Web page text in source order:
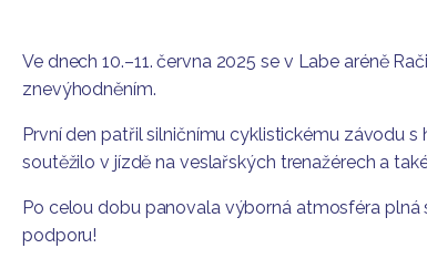
Ve dnech 10.–11. června 2025 se v Labe aréně
znevýhodněním.
První den patřil silničnímu cyklistickému závodu
soutěžilo v jízdě na veslařských trenažérech a
Po celou dobu panovala výborná atmosféra
podporu!